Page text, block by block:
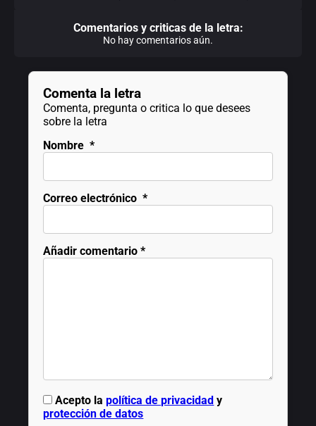
Comentarios y criticas de la letra:
No hay comentarios aún.
Comenta la letra
Comenta, pregunta o critica lo que desees
sobre la letra
Nombre *
Correo electrónico *
Añadir comentario *
Acepto lapolítica de privacidad y
protección de datos